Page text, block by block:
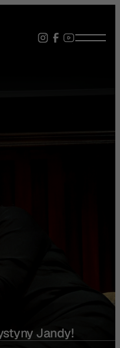
Jandy!